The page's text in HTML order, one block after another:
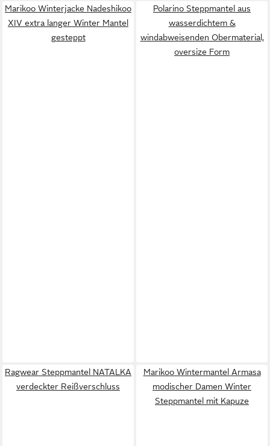
Marikoo Winterjacke Nadeshikoo
XIV extra langer Winter Mantel
gesteppt
Polarino Steppmantel aus
wasserdichtem &
windabweisenden Obermaterial,
oversize Form
Ragwear Steppmantel NATALKA
verdeckter Reißverschluss
Marikoo Wintermantel Armasa
modischer Damen Winter
Steppmantel mit Kapuze